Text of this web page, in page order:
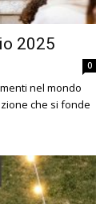
2025
0
nel mondo
che si fonde